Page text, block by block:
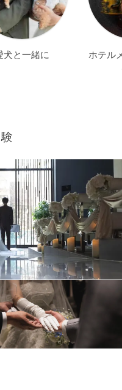
犬と一緒に
ホテル